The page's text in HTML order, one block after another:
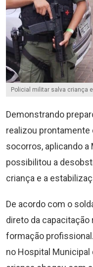
Policial militar salva criança
Demonstrando
realizou
socorros, aplicando a
possibilitou a
criança e a
De acordo com o
direto da capacitação
formação
no Hospital Municipal